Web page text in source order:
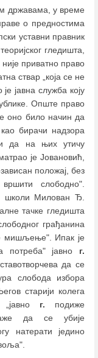
државама, у време
о предностима
уставни правник
гледишта,
приватно право
ствар „која се не
јавна служба коју
Опште право
је оно било начин да
бирачи надзора
да на њих утичу
је Јовановић,
положај, без
слободно".
школи Милован Ђ.
тачке гледишта
грађанина
мишљење". Ипак је
потреба" јавно г.
да се
слобода избора
старији колега
г. подиже
да се убије
натерати једино